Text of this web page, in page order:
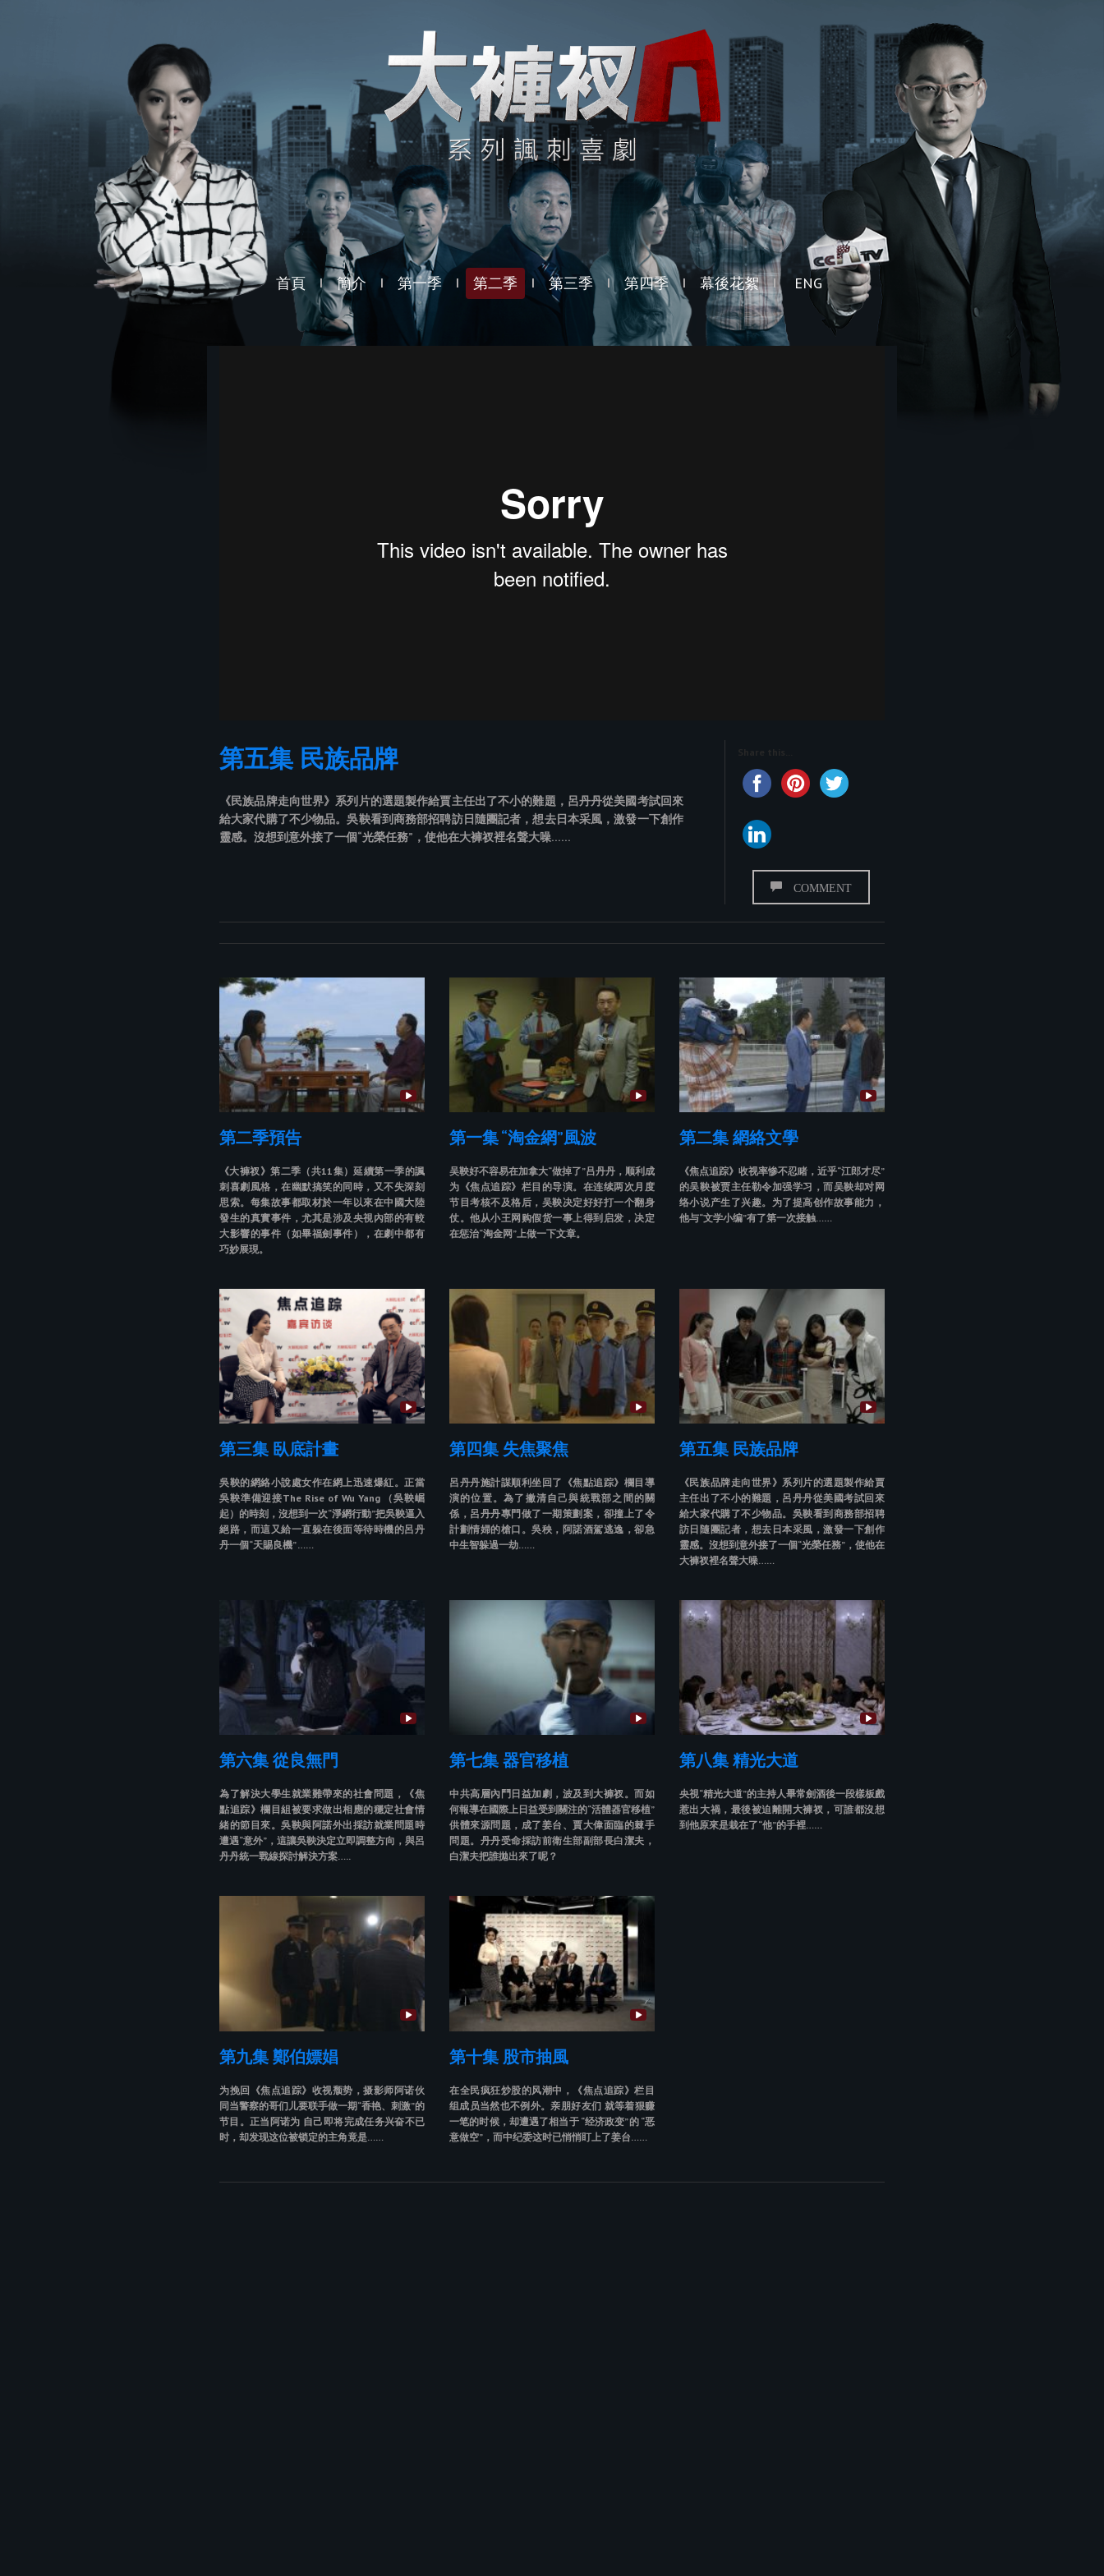
首頁 簡介 第一季 第二季 第三季 第四季 幕後花絮 ENG
第五集 民族品牌
《民族品牌走向世界》系列片的選題製作給賈主任出了不小的難題，呂丹丹從美國考試回來
給大家代購了不少物品。吳鞅看到商務部招聘訪日隨團記者，想去日本采風，激發一下創作
靈感。沒想到意外接了一個“光榮任務”，使他在大褲衩裡名聲大噪……
COMMENT
第二季預告
《大褲衩》第二季（共11集）延續第一季的諷
刺喜劇風格，在幽默搞笑的同時，又不失深刻
思索。每集故事都取材於一年以來在中國大陸
發生的真實事件，尤其是涉及央視內部的有較
大影響的事件（如畢福劍事件），在劇中都有
巧妙展現。
第一集 “淘金網”風波
吴鞅好不容易在加拿大“做掉了”吕丹丹，顺利成
为《焦点追踪》栏目的导演。在连续两次月度
节目考核不及格后，吴鞅决定好好打一个翻身
仗。他从小王网购假货一事上得到启发，决定
在惩治“淘金网”上做一下文章。
第二集 網絡文學
《焦点追踪》收视率惨不忍睹，近乎“江郎才尽”
的吴鞅被贾主任勒令加强学习，而吴鞅却对网
络小说产生了兴趣。为了提高创作故事能力，
他与“文学小编”有了第一次接触……
第三集 臥底計畫
吳鞅的網絡小說處女作在網上迅速爆紅。正當
吳鞅準備迎接The Rise of Wu Yang （吳鞅崛
起）的時刻，沒想到一次“淨網行動”把吳鞅逼入
絕路，而這又給一直躲在後面等待時機的呂丹
丹一個“天賜良機” ……
第四集 失焦聚焦
呂丹丹施計謀順利坐回了《焦點追踪》欄目導
演的位置。為了撇清自己與統戰部之間的關
係，呂丹丹專門做了一期策劃案，卻撞上了令
計劃情婦的槍口。吳秧，阿諾酒駕逃逸，卻急
中生智躲過一劫……
第五集 民族品牌
《民族品牌走向世界》系列片的選題製作給賈
主任出了不小的難題，呂丹丹從美國考試回來
給大家代購了不少物品。吳鞅看到商務部招聘
訪日隨團記者，想去日本采風，激發一下創作
靈感。沒想到意外接了一個“光榮任務”，使他在
大褲衩裡名聲大噪……
第六集 從良無門
為了解決大學生就業難帶來的社會問題，《焦
點追踪》欄目組被要求做出相應的穩定社會情
緒的節目來。吳鞅與阿諾外出採訪就業問題時
遭遇“意外”，這讓吳鞅決定立即調整方向，與呂
丹丹統一戰線探討解決方案…..
第七集 器官移植
中共高層內鬥日益加劇，波及到大褲衩。而如
何報導在國際上日益受到關注的“活體器官移植”
供體來源問題，成了姜台、賈大偉面臨的棘手
問題。丹丹受命採訪前衛生部副部長白潔夫，
白潔夫把誰拋出來了呢？
第八集 精光大道
央視“精光大道”的主持人畢常劍酒後一段樣板戲
惹出大禍，最後被迫離開大褲衩，可誰都沒想
到他原來是栽在了“他”的手裡……
第九集 鄭伯嫖娼
为挽回《焦点追踪》收视颓势，摄影师阿诺伙
同当警察的哥们儿要联手做一期“香艳、刺激”的
节目。正当阿诺为 自己即将完成任务兴奋不已
时，却发现这位被锁定的主角竟是……
第十集 股市抽風
在全民疯狂炒股的风潮中，《焦点追踪》栏目
组成员当然也不例外。亲朋好友们 就等着狠赚
一笔的时候，却遭遇了相当于 “经济政变”的 “恶
意做空”，而中纪委这时已悄悄盯上了姜台……